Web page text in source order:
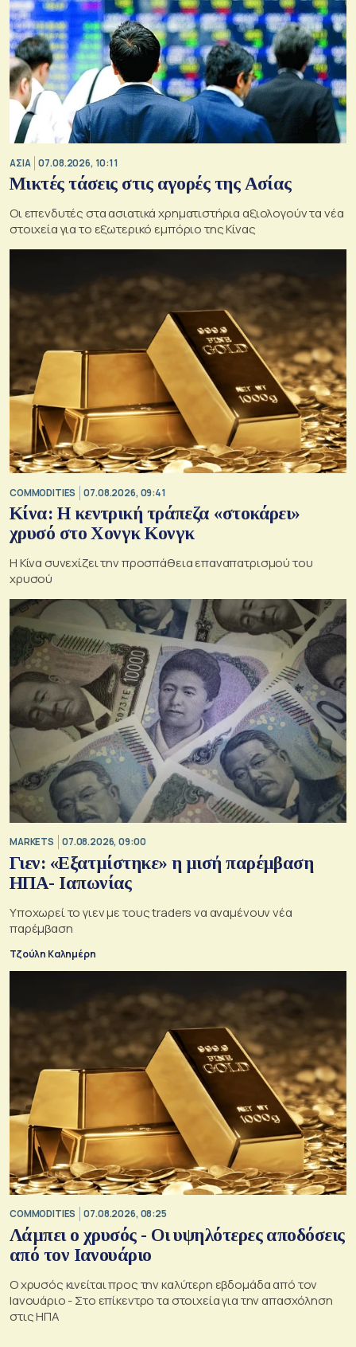
ΑΣΙΑ 07.08.2026, 10:11
Μικτές τάσεις στις αγορές της Ασίας
Οι επενδυτές στα ασιατικά χρηματιστήρια αξιολογούν τα νέα
στοιχεία για το εξωτερικό εμπόριο της Κίνας
COMMODITIES 07.08.2026, 09:41
Κίνα: Η κεντρική τράπεζα «στοκάρει»
χρυσό στο Χονγκ Κονγκ
Η Κίνα συνεχίζει την προσπάθεια επαναπατρισμού του
χρυσού
MARKETS 07.08.2026, 09:00
Γιεν: «Εξατμίστηκε» η μισή παρέμβαση
ΗΠΑ- Ιαπωνίας
Υποχωρεί το γιεν με τους traders να αναμένουν νέα
παρέμβαση
Τζούλη Καλημέρη
COMMODITIES 07.08.2026, 08:25
Λάμπει ο χρυσός - Οι υψηλότερες αποδόσεις
από τον Ιανουάριο
Ο χρυσός κινείται προς την καλύτερη εβδομάδα από τον
Ιανουάριο - Στο επίκεντρο τα στοιχεία για την απασχόληση
στις ΗΠΑ